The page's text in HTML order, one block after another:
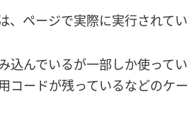
、ページで実際に実行されて
込んでいるが一部しか使って
コードが残っているなどのケ